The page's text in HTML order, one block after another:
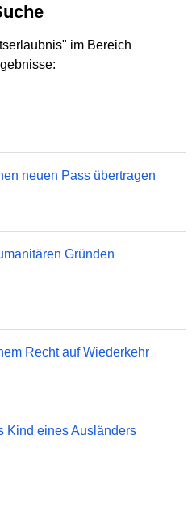
im Bereich
neuen Pass übertragen
Gründen
Recht auf Wiederkehr
Kind eines Ausländers